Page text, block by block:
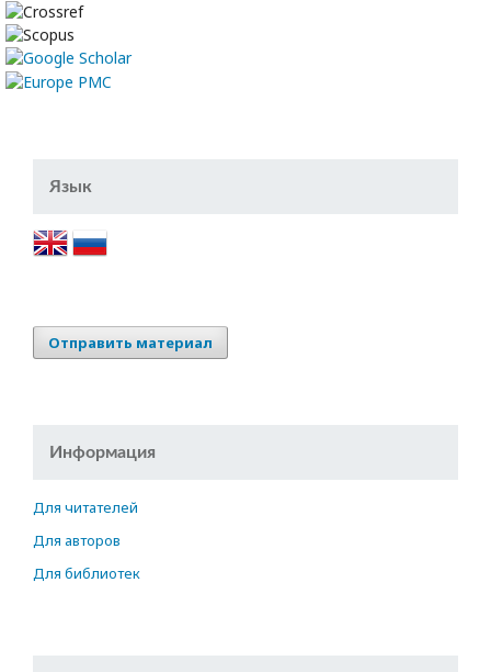
Язык
Отправить материал
Информация
Для читателей
Для авторов
Для библиотек